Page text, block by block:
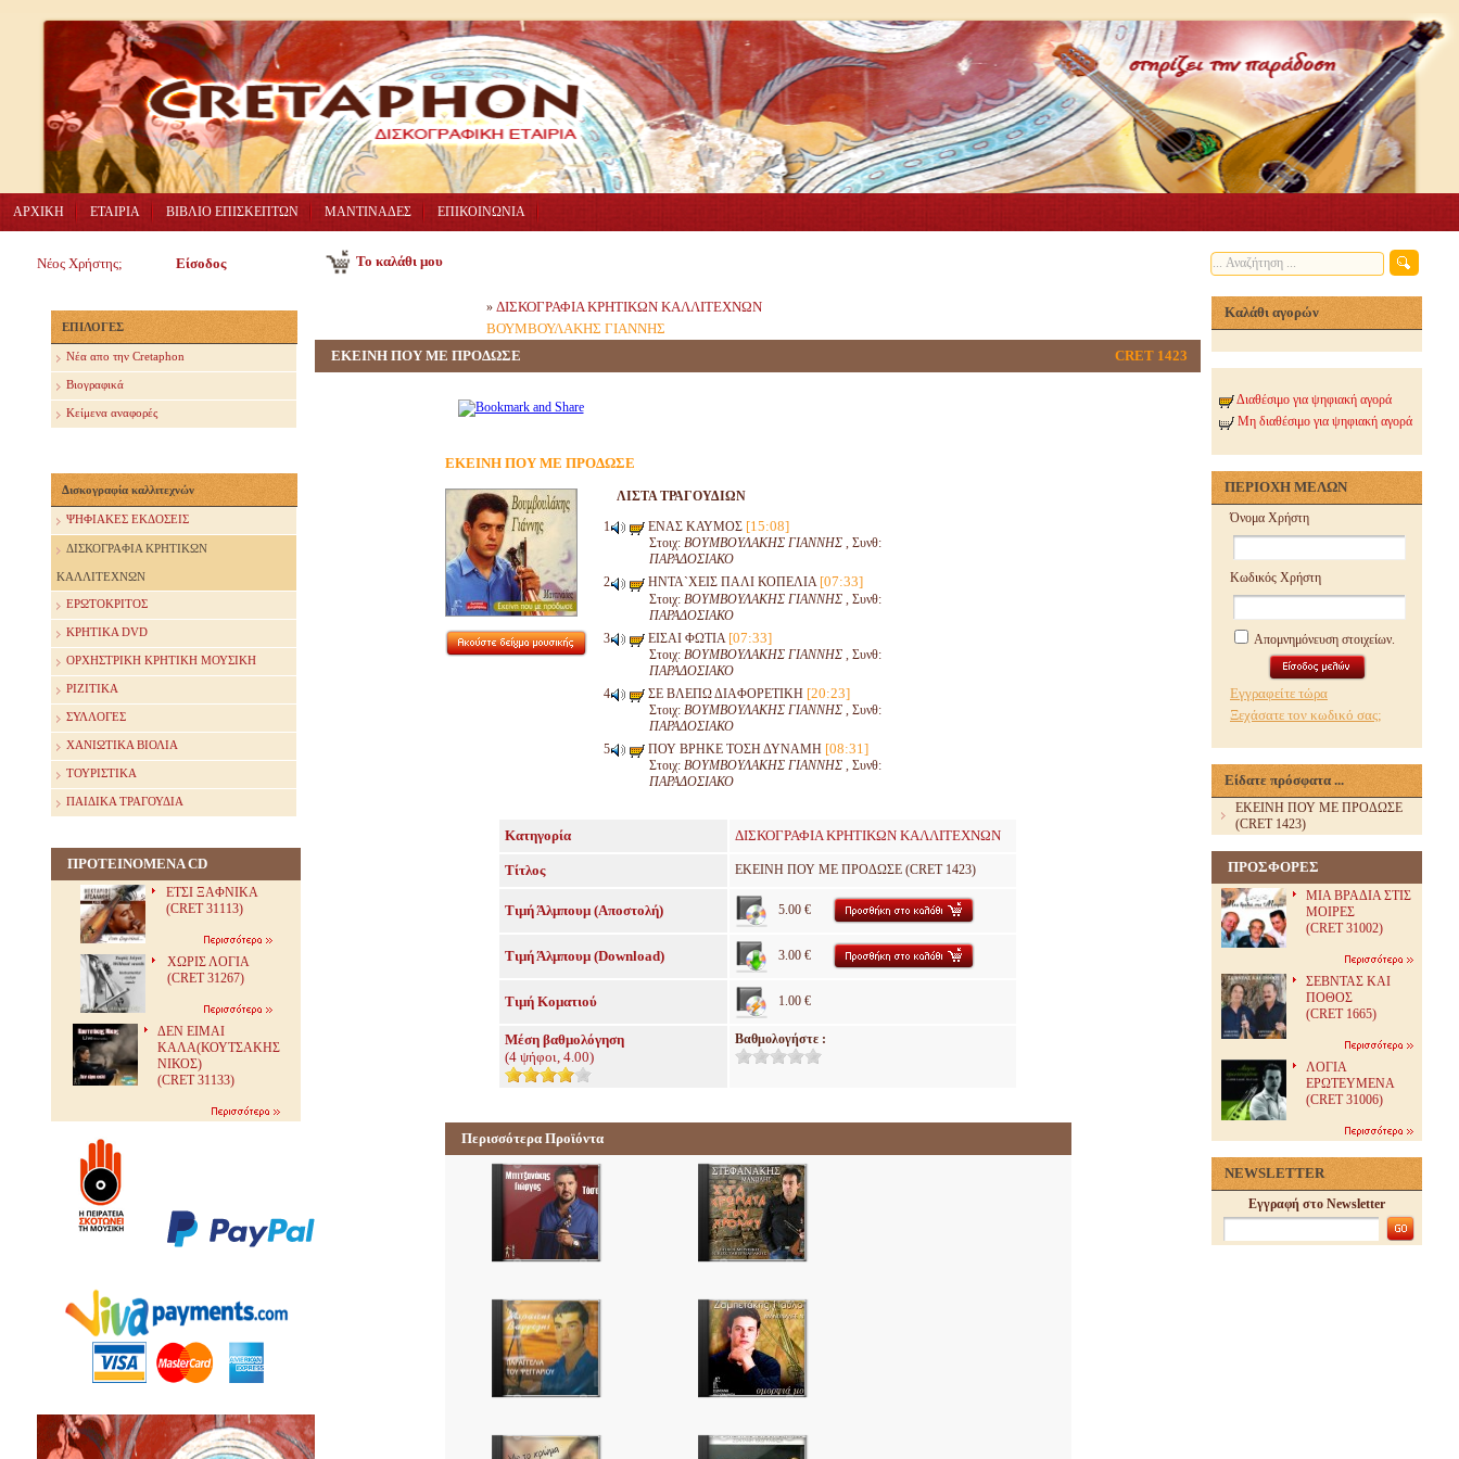
ΑΡΧΙΚΗ ΕΤΑΙΡΙΑ ΒΙΒΛΙΟ ΕΠΙΣΚΕΠΤΩΝ ΜΑΝΤΙΝΑΔΕΣ ΕΠΙΚΟΙΝΩΝΙΑ
Νέος Χρήστης; Είσοδος Το καλάθι μου
ΕΠΙΛΟΓΕΣ
Nέα απο την Cretaphon
Βιογραφικά
Κείμενα αναφορές
Δισκογραφία καλλιτεχνών
ΨΗΦΙΑΚΕΣ ΕΚΔΟΣΕΙΣ
ΔΙΣΚΟΓΡΑΦΙΑ ΚΡΗΤΙΚΩΝ
ΚΑΛΛΙΤΕΧΝΩΝ
ΕΡΩΤΟΚΡΙΤΟΣ
ΚΡΗΤΙΚΑ DVD
ΟΡΧΗΣΤΡΙΚΗ ΚΡΗΤΙΚΗ ΜΟΥΣΙΚΗ
ΡΙΖΙΤΙΚΑ
ΣΥΛΛΟΓΕΣ
ΧΑΝΙΩΤΙΚΑ ΒΙΟΛΙΑ
ΤΟΥΡΙΣΤΙΚΑ
ΠΑΙΔΙΚΑ ΤΡΑΓΟΥΔΙΑ
ΠΡΟΤΕΙΝΟΜΕΝΑ CD
ΕΤΣΙ ΞΑΦΝΙΚΑ
(CRET 31113)
ΧΩΡΙΣ ΛΟΓΙΑ
(CRET 31267)
ΔΕΝ ΕΙΜΑΙ
ΚΑΛΑ(ΚΟΥΤΣΑΚΗΣ
ΝΙΚΟΣ)
(CRET 31133)
» ΔΙΣΚΟΓΡΑΦΙΑ ΚΡΗΤΙΚΩΝ ΚΑΛΛΙΤΕΧΝΩΝ
ΒΟΥΜΒΟΥΛΑΚΗΣ ΓΙΑΝΝΗΣ
ΕΚΕΙΝΗ ΠΟΥ ΜΕ ΠΡΟΔΩΣΕ
CRET 1423
ΕΚΕΙΝΗ ΠΟΥ ΜΕ ΠΡΟΔΩΣΕ
ΛΙΣΤΑ ΤΡΑΓΟΥΔΙΩΝ
ΕΝΑΣ ΚΑΥΜΟΣ [15:08]
Στοιχ: ΒΟΥΜΒΟΥΛΑΚΗΣ ΓΙΑΝΝΗΣ, Συνθ:
ΠΑΡΑΔΟΣΙΑΚΟ
ΗΝΤΑ`ΧΕΙΣ ΠΑΛΙ ΚΟΠΕΛΙΑ [07:33]
Στοιχ: ΒΟΥΜΒΟΥΛΑΚΗΣ ΓΙΑΝΝΗΣ, Συνθ:
ΠΑΡΑΔΟΣΙΑΚΟ
ΕΙΣΑΙ ΦΩΤΙΑ [07:33]
Στοιχ: ΒΟΥΜΒΟΥΛΑΚΗΣ ΓΙΑΝΝΗΣ, Συνθ:
ΠΑΡΑΔΟΣΙΑΚΟ
ΣΕ ΒΛΕΠΩ ΔΙΑΦΟΡΕΤΙΚΗ [20:23]
Στοιχ: ΒΟΥΜΒΟΥΛΑΚΗΣ ΓΙΑΝΝΗΣ, Συνθ:
ΠΑΡΑΔΟΣΙΑΚΟ
ΠΟΥ ΒΡΗΚΕ ΤΟΣΗ ΔΥΝΑΜΗ [08:31]
Στοιχ: ΒΟΥΜΒΟΥΛΑΚΗΣ ΓΙΑΝΝΗΣ, Συνθ:
ΠΑΡΑΔΟΣΙΑΚΟ
Κατηγορία ΔΙΣΚΟΓΡΑΦΙΑ ΚΡΗΤΙΚΩΝ ΚΑΛΛΙΤΕΧΝΩΝ
Τίτλος ΕΚΕΙΝΗ ΠΟΥ ΜΕ ΠΡΟΔΩΣΕ (CRET 1423)
Τιμή Άλμπουμ (Αποστολή) 5.00 €
Τιμή Άλμπουμ (Download) 3.00 €
Τιμή Κοματιού 1.00 €
Μέση βαθμολόγηση
(4 ψήφοι, 4.00)
Βαθμολογήστε :
Περισσότερα Προϊόντα
Καλάθι αγορών
Διαθέσιμο για ψηφιακή αγορά
Μη διαθέσιμο για ψηφιακή αγορά
ΠΕΡΙΟΧΗ ΜΕΛΩΝ
Όνομα Χρήστη
Κωδικός Χρήστη
Απομνημόνευση στοιχείων.
Εγγραφείτε τώρα
Ξεχάσατε τον κωδικό σας;
Είδατε πρόσφατα ...
ΕΚΕΙΝΗ ΠΟΥ ΜΕ ΠΡΟΔΩΣΕ
(CRET 1423)
ΠΡΟΣΦΟΡΕΣ
ΜΙΑ ΒΡΑΔΙΑ ΣΤΙΣ
ΜΟΙΡΕΣ
(CRET 31002)
ΣΕΒΝΤΑΣ ΚΑΙ
ΠΟΘΟΣ
(CRET 1665)
ΛΟΓΙΑ
ΕΡΩΤΕΥΜΕΝΑ
(CRET 31006)
NEWSLETTER
Εγγραφή στο Newsletter